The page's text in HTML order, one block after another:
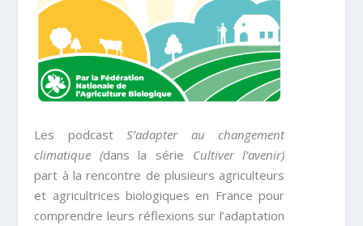
Les podcastS’adapter au changement
climatique (dans la série Cultiver l’avenir)
part à la rencontre de plusieurs agriculteurs
et agricultrices biologiques en France pour
comprendre leurs réflexions sur l’adaptation